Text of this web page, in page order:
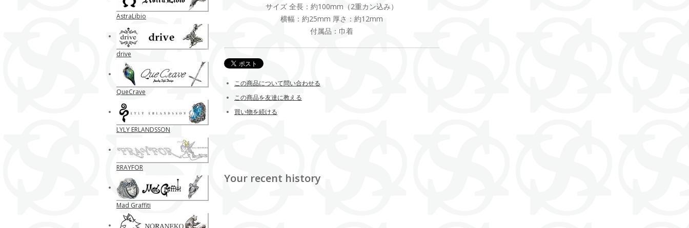
サイズ 全長：約100mm（2重カン込み）
横幅：約25mm 厚さ：約12mm
付属品：巾着
この商品について問い合わせる
この商品を友達に教える
買い物を続ける
Your recent history
AstraLibio
drive
QueCrave
LYLY ERLANDSSON
RRAYFOR
Mad Graffiti